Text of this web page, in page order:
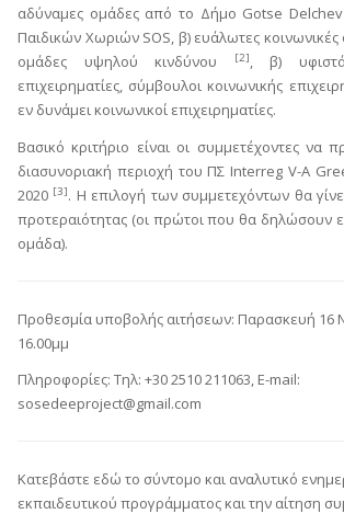
αδύναμες ομάδες από το Δήμο Gotse Delchev
Παιδικών Χωριών SOS, β) ευάλωτες
ομάδες υψηλού κινδύνου
[2], β)
επιχειρηματίες, σύμβουλοι κοινωνικής
εν δυνάμει κοινωνικοί επιχειρηματίες.
Βασικό κριτήριο είναι οι συμμετέχοντες να
διασυνοριακή περιοχή του ΠΣ Interreg V-A
2020 [3]. Η επιλογή των συμμετεχόντων θα
προτεραιότητας (οι πρώτοι που θα δηλώσουν
ομάδα).
Προθεσμία υποβολής αιτήσεων: Παρασκευή 16
16.00μμ
Πληροφορίες: Τηλ: +30 2510 211063, E-mail:
sosedeeproject@gmail.com
Κατεβάστε εδώ το σύντομο και αναλυτικό
εκπαιδευτικού προγράμματος και την αίτηση